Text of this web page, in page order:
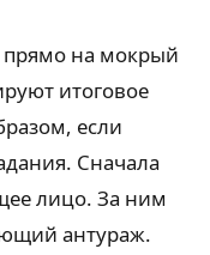
прямо на мокрый
итоговое
если
Сначала
лицо. За ним
антураж.